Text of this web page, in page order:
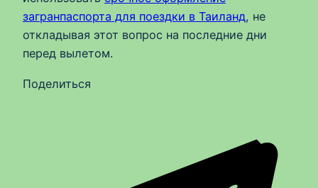
загранпаспорта для поездки в Таиланд, не
откладывая этот вопрос на последние дни
перед вылетом.
Поделиться